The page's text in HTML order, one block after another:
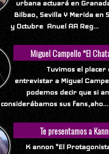
urbana actuará en
Bilbao, Sevilla Y Merida en
y Octubre Anuel AA Reg...
Miguel Campello *El
Tuvimos el placer
entrevistar a Miguel
podemos decir que si
considerábamos sus fans,aho...
Te presentamos a
Protagonista"
K annon "El